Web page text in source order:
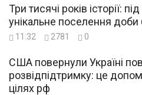
Три тисячі років історії:
унікальне поселення доби
11:32 2781 0
США повернули Україні
розвідпідтримку: це
цілях рф